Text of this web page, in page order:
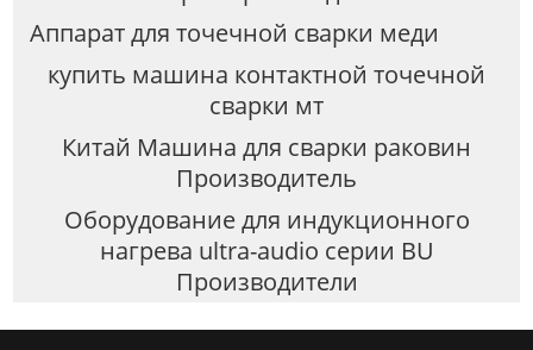
Аппарат для точечной сварки меди
купить машина контактной точечной
сварки мт
Китай Машина для сварки раковин
Производитель
Оборудование для индукционного
нагрева ultra-audio серии BU
Производители